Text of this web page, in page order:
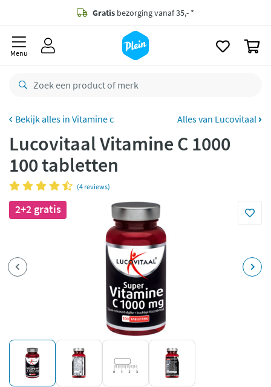
Gratis bezorging vanaf 35,- *
besteld,
retourneren
bezorgd
Betaal met Klarna
Menu
Vitamine c Alles van Lucovitaal
Lucovitaal Vitamine C 1000
100 tabletten
(4 reviews)
2+2 gratis